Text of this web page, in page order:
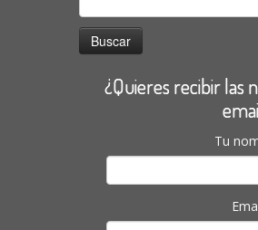
¿Quieres recibir las
Tu